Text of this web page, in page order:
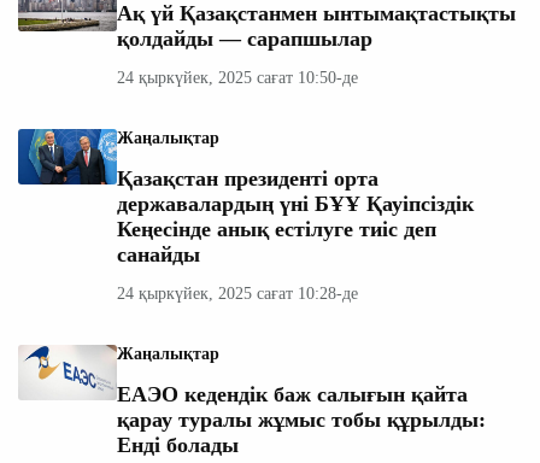
Ақ үй Қазақстанмен ынтымақтастықты
қолдайды — сарапшылар
24 қыркүйек, 2025 сағат 10:50-де
Жаңалықтар
Қазақстан президенті орта
державалардың үні БҰҰ Қауіпсіздік
Кеңесінде анық естілуге тиіс деп
санайды
24 қыркүйек, 2025 сағат 10:28-де
Жаңалықтар
ЕАЭО кедендік баж салығын қайта
қарау туралы жұмыс тобы құрылды:
Енді болады